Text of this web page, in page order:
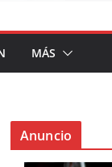
MÁS
Anuncio